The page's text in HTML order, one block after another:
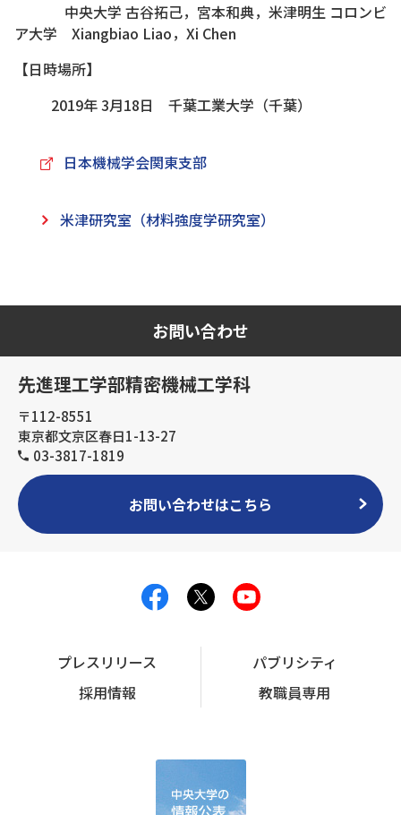
中央大学 古谷拓己，宮本和典，米津明生 コロンビ
ア大学 Xiangbiao Liao，Xi Chen
【日時場所】
2019年 3月18日 千葉工業大学（千葉）
日本機械学会関東支部
米津研究室（材料強度学研究室）
お問い合わせ
先進理工学部精密機械工学科
〒112-8551
東京都文京区春日1-13-27
03-3817-1819
お問い合わせはこちら
プレスリリース
パブリシティ
採用情報
教職員専用